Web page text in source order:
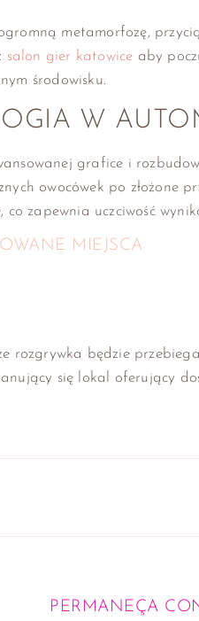
metamorfozę,
salon gier katowice aby
środowisku.
W
grafice i
owocówek po złożone
zapewnia uczciwość
MIEJSCA
rozgrywka będzie
się lokal oferujący
PERMANEÇA